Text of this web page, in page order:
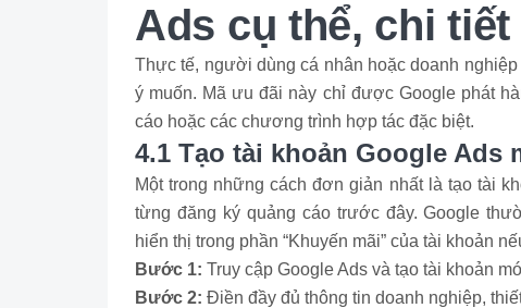
Ads cụ thể, chi tiết
Thực tế, người dùng cá nhân hoặc doanh
ý muốn. Mã ưu đãi này chỉ được Google phát
cáo hoặc các chương trình hợp tác đặc biệt.
4.1 Tạo tài khoản Google Ads
Một trong những cách đơn giản nhất là tạo tài
từng đăng ký quảng cáo trước đây. Google
hiển thị trong phần “Khuyến mãi” của tài khoản
Bước 1: Truy cập Google Ads và tạo tài khoản
Bước 2: Điền đầy đủ thông tin doanh nghiệp,